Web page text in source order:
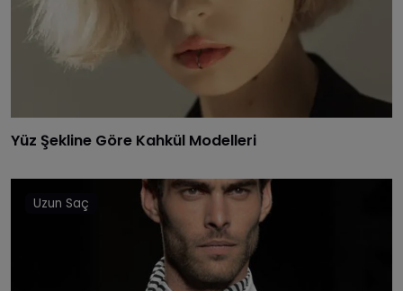
Yüz Şekline Göre Kahkül Modelleri
Uzun Saç